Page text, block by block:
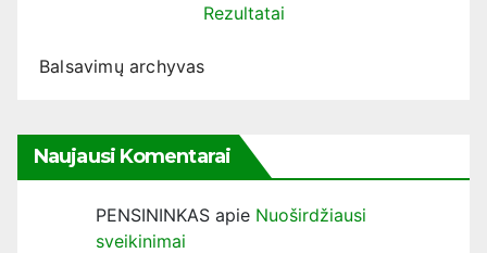
Rezultatai
Balsavimų archyvas
Naujausi Komentarai
PENSININKAS apie Nuoširdžiausi
sveikinimai